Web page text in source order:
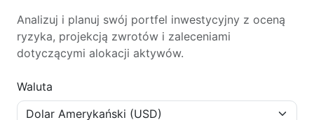
Analizuj i planuj swój portfel inwestycyjny z oceną
ryzyka, projekcją zwrotów i zaleceniami
dotyczącymi alokacji aktywów.
Waluta